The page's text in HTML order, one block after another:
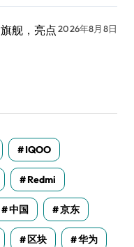
舰，亮点2026年8月8日
IQOO
Redmi
中国 京东
区块 华为